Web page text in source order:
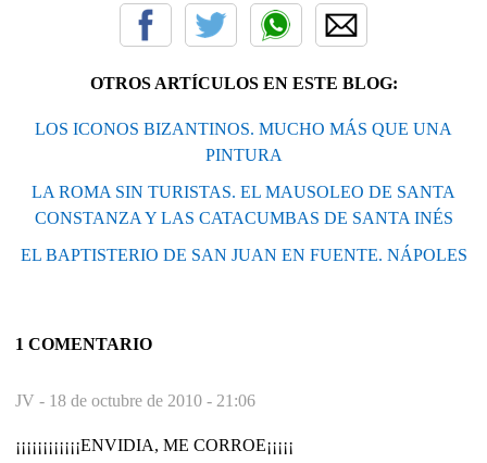
OTROS ARTÍCULOS EN ESTE BLOG:
LOS ICONOS BIZANTINOS. MUCHO MÁS QUE UNA
PINTURA
LA ROMA SIN TURISTAS. EL MAUSOLEO DE SANTA
CONSTANZA Y LAS CATACUMBAS DE SANTA INÉS
EL BAPTISTERIO DE SAN JUAN EN FUENTE. NÁPOLES
1 COMENTARIO
JV - 18 de octubre de 2010 - 21:06
¡¡¡¡¡¡¡¡¡¡¡¡ENVIDIA, ME CORROE¡¡¡¡¡